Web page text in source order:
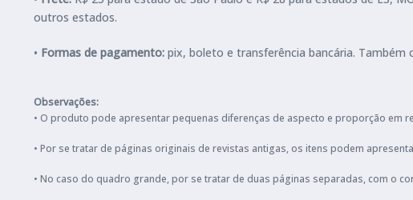
outros estados.
• Formas de pagamento: pix, boleto e transferência bancária.
Observações:
• O produto pode apresentar pequenas diferenças de aspecto e proporção em
• Por se tratar de páginas originais de revistas antigas, os itens podem
• No caso do quadro grande, por se tratar de duas páginas separadas, com o